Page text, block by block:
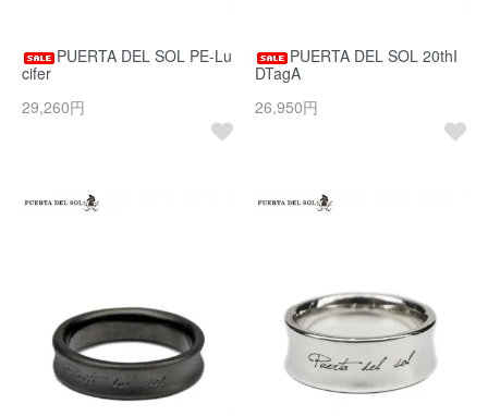
PUERTA DEL SOL PE-Lu
cifer
29,260円
PUERTA DEL SOL 20thI
DTagA
26,950円